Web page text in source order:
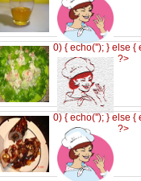
0) { echo(''); } else {
?>
0) { echo(''); } else {
?>